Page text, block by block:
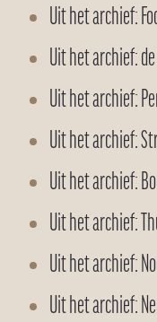
Uit het archief:
Uit het archief: de
Uit het archief:
Uit het archief:
Uit het archief:
Uit het archief:
Uit het archief:
Uit het archief: